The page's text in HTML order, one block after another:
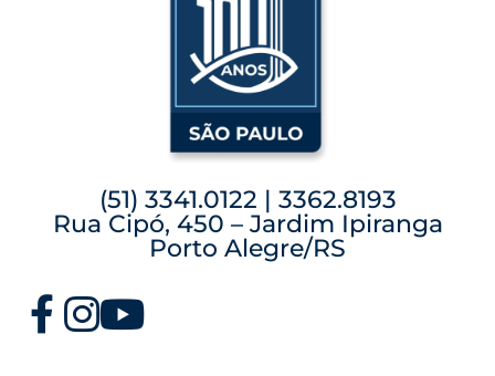
(51) 3341.0122 | 3362.8193
Rua Cipó, 450 – Jardim Ipiranga
Porto Alegre/RS